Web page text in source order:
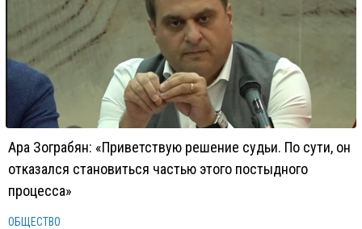
Ара Зограбян: «Приветствую решение судьи. По сути, он
отказался становиться частью этого постыдного
процесса»
ОБЩЕСТВО